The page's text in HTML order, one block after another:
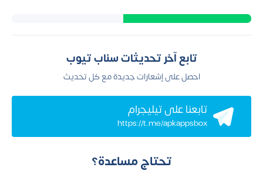
تابع آخر تحديثات سناب تيوب
احصل على إشعارات جديدة مع كل تحديث
تابعنا علي تيليجرام
https://t.me/apkappsbox
تحتاج مساعدة؟